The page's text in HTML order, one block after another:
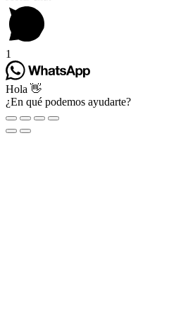
1
Hola 👋
¿En qué podemos ayudarte?